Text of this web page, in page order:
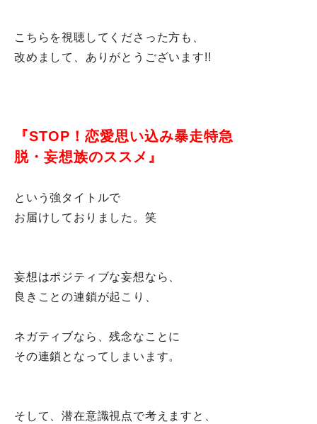
こちらを視聴してくださった方も、
改めまして、ありがとうございます!!
『STOP！恋愛思い込み暴走特急
脱・妄想族のススメ』
という強タイトルで
お届けしておりました。笑
妄想はポジティブな妄想なら、
良きことの連鎖が起こり、
ネガティブなら、残念なことに
その連鎖となってしまいます。
そして、潜在意識視点で考えますと、